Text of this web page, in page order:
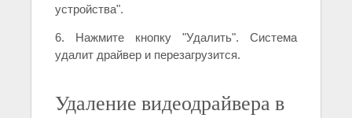
устройства".
6. Нажмите кнопку "Удалить". Система
удалит драйвер и перезагрузится.
Удаление видеодрайвера в